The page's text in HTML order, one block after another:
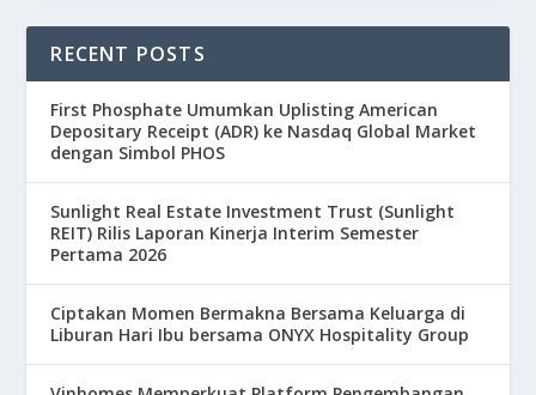
RECENT POSTS
First Phosphate Umumkan Uplisting American
Depositary Receipt (ADR) ke Nasdaq Global Market
dengan Simbol PHOS
Sunlight Real Estate Investment Trust (Sunlight
REIT) Rilis Laporan Kinerja Interim Semester
Pertama 2026
Ciptakan Momen Bermakna Bersama Keluarga di
Liburan Hari Ibu bersama ONYX Hospitality Group